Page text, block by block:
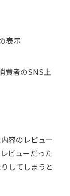
表示
費者のSNS上
容のレビュー
ビューだった
してしまうと